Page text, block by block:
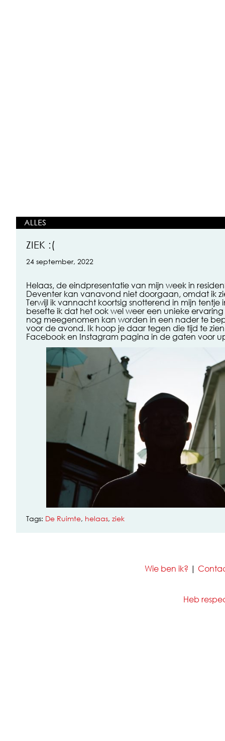
ZIEK :(
24 september, 2022
Helaas, de eindpresentatie van mijn week in
Deventer kan vanavond niet doorgaan, omdat ik
Terwijl ik vannacht koortsig snotterend in mijn
besefte ik dat het ook wel weer een unieke ervaring
nog meegenomen kan worden in een nader te
voor de avond. Ik hoop je daar tegen die tijd te
Facebook en Instagram pagina in de gaten voor
Tags: De Ruimte, helaas, ziek
Wie ben ik? |
Heb